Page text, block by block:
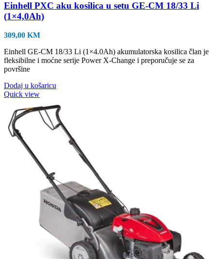
Einhell PXC aku kosilica u setu GE-CM 18/33 Li
(1×4,0Ah)
309,00 KM
Einhell GE-CM 18/33 Li (1×4.0Ah) akumulatorska kosilica član je
fleksibilne i moćne serije Power X-Change i preporučuje se za
površine
Dodaj u košaricu
Quick view